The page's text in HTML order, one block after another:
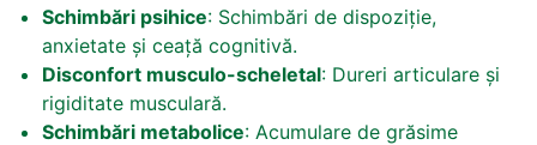
Schimbări psihice: Schimbări de dispoziție,
anxietate și ceață cognitivă.
Disconfort musculo-scheletal: Dureri articulare și
rigiditate musculară.
Schimbări metabolice: Acumulare de grăsime